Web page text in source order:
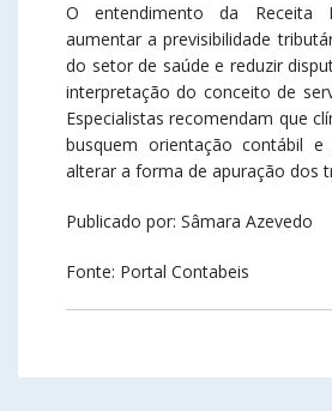
O entendimento da Receita
aumentar a previsibilidade
do setor de saúde e reduzir
interpretação do conceito de
Especialistas recomendam que
busquem orientação contábil
alterar a forma de apuração dos
Publicado por: Sâmara Azevedo
Fonte: Portal Contabeis